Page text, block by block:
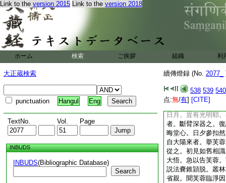
Link to the version 2015 Link to the version 2018
ホーム 検索 ご挨拶 組織 利
大正蔵検索
punctuation Hangul Eng
TextNo. Vol. Page
INBUDS
INBUDS(Bibliographic Database)
Search
續傳燈録 (No. 2077_
538 539 540
点:無/有] [CITE]
芙蓉像云。雨洗淡
輕。白雲影裏怪石
是何人。師曰。今
益。師曰。豈不見
成都大智齊璉禪師
有蝉蛻塵濁之志。
踰歳遊成都。依法
此則無漏界不思議
名法。瞥若有省。
太息曰。吾棄家爲
日月。豈有光明耶
者。斷臂深器之。
晦堂心。日夕參扣
自大陽來者。擧芙
從之。初見如舊相
大悟。急以告芙蓉
説法嚢錐頴脱。叢
省親。聞芙蓉臨淨